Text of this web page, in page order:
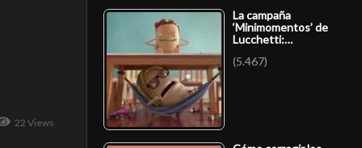
22 Views
La campaña
‘Minimomentos’ de
Lucchetti:…
(5.467)